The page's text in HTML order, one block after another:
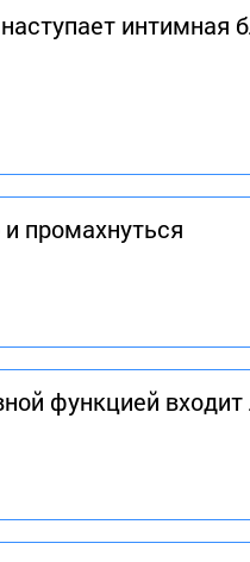
интимная
промахнуться
функцией